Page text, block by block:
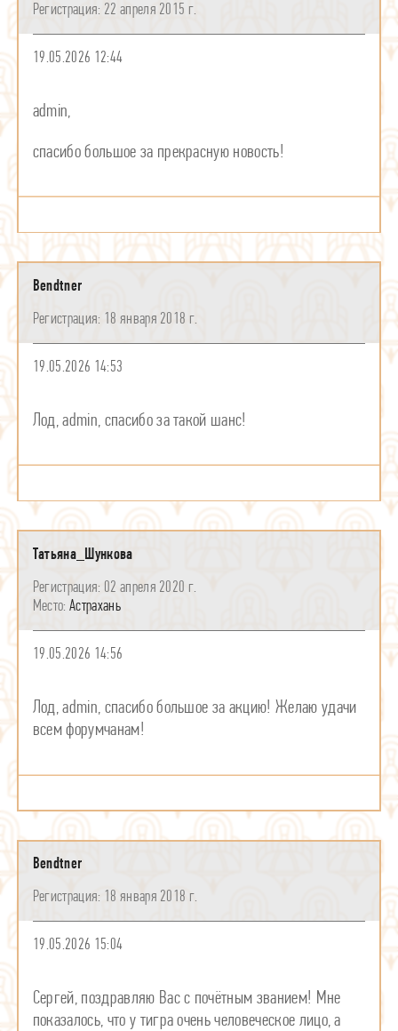
22 апреля 2015 г.
19.05.2026 12:44
admin,
спасибо большое за прекрасную новость!
Bendtner
18 января 2018 г.
19.05.2026 14:53
Лод, admin, спасибо за такой шанс!
Татьяна_Шункова
02 апреля 2020 г.
Астрахань
19.05.2026 14:56
Лод, admin, спасибо большое за акцию! Желаю удачи
всем форумчанам!
Bendtner
18 января 2018 г.
19.05.2026 15:04
Сергей, поздравляю Вас с почётным званием! Мне
показалось, что у тигра очень человеческое лицо, а